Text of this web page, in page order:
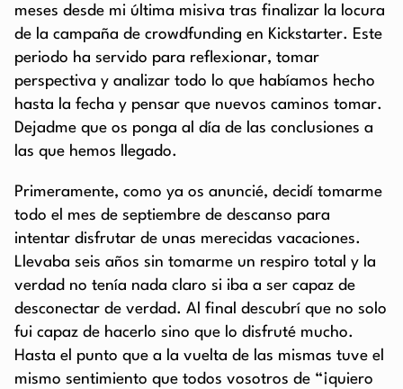
meses desde mi última misiva tras finalizar la locura
de la campaña de crowdfunding en Kickstarter. Este
periodo ha servido para reflexionar, tomar
perspectiva y analizar todo lo que habíamos hecho
hasta la fecha y pensar que nuevos caminos tomar.
Dejadme que os ponga al día de las conclusiones a
las que hemos llegado.
Primeramente, como ya os anuncié, decidí tomarme
todo el mes de septiembre de descanso para
intentar disfrutar de unas merecidas vacaciones.
Llevaba seis años sin tomarme un respiro total y la
verdad no tenía nada claro si iba a ser capaz de
desconectar de verdad. Al final descubrí que no solo
fui capaz de hacerlo sino que lo disfruté mucho.
Hasta el punto que a la vuelta de las mismas tuve el
mismo sentimiento que todos vosotros de “¡quiero